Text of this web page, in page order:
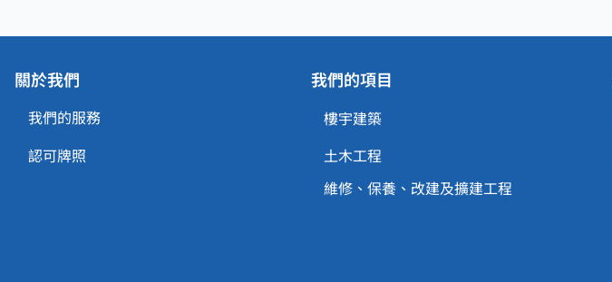
關於我們
我們的服務
認可牌照
我們的項目
樓宇建築
土木工程
維修、保養、改建及擴建工程